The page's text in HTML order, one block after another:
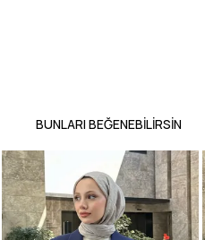
BUNLARI BEĞENEBILIRSIN